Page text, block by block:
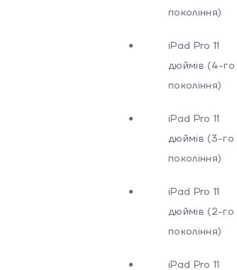
покоління)
iPad Pro 11
дюймів (4-го
покоління)
iPad Pro 11
дюймів (3-го
покоління)
iPad Pro 11
дюймів (2-го
покоління)
iPad Pro 11